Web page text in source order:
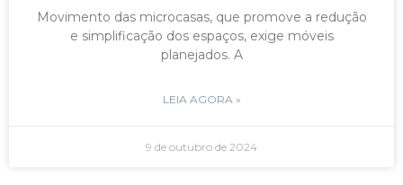
Movimento das microcasas, que promove a redução
e simplificação dos espaços, exige móveis
planejados. A
LEIA AGORA »
9 de outubro de 2024